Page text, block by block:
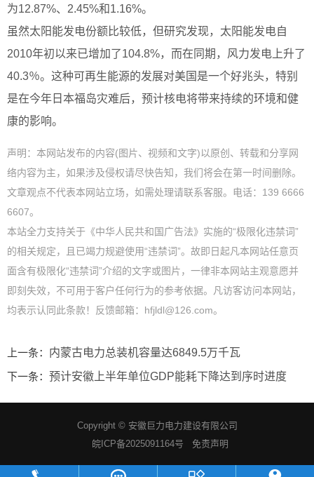
为12.87%、2.45%和1.16%。
虽然太阳能发电份额比较低，但研究发现，太阳能发电自
2010年初以来已增加了104.8%，而在同期，风力发电上升了
40.3％。这种可再生能源的发展对美国是一个好兆头，特别
是在今年日本福岛灾难后，预计核电将带来持续的环境和健
康的影响。
声明：本网站发布的内容(图片、视频和文字)以原创、转载和分享网
络内容为主，如果涉及侵权请尽快告知，我们将会在第一时间删除。
文章观点不代表本网站立场，如需处理请联系客服。电话：139 6666
6607。
本站全力支持关于《中华人民共和国广告法》实施的“极限化违禁词”
的相关规定，且已竭力规避使用“违禁词”。故即日起凡本网站任意页
面含有极限化“违禁词”介绍的文字或图片，一律非本网站主观意愿并
即刻失效，不可用于客户任何行为的参考依据。凡访客访问本网站，
均表示认同此条款！反馈邮箱：hfjldl@126.com。
上一条： 内蒙古电力总装机容量达6849.5万千瓦
下一条： 预计安徽上半年单位GDP能耗下降达到序时进度
Copyright © 安徽巨力电力建设有限公司
皖ICP备2025091164号
免责声明